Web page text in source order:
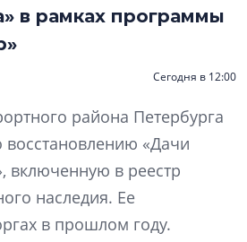
в рамках программы
Сегодня в 12:00
района Петербурга
восстановлению «Дачи
включенную в реестр
наследия. Ее
в прошлом году.